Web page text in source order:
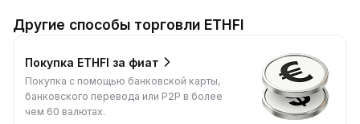
Другие способы торговли ETHFI
Покупка ETHFI за фиат
Покупка с помощью банковской карты,
банковского перевода или P2P в более
чем 60 валютах.